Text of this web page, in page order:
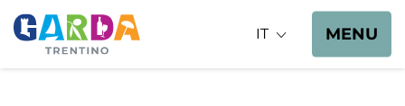
IT MENU